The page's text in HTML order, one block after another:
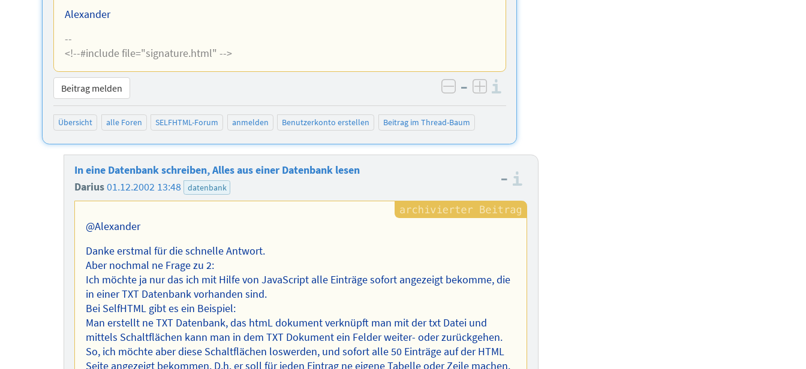
Alexander
--
<!--#include file="signature.html" -->
Beitrag melden negativ bewerten
– positiv bewerten
Übersicht alle Foren SELFHTML-Forum anmelden Benutzerkonto erstellen Beitrag im Thread-Baum
In eine Datenbank schreiben, Alles aus einer Datenbank lesen
Darius01.12.2002 13:48 datenbank –
@Alexander
Danke erstmal für die schnelle Antwort.
Aber nochmal ne Frage zu 2:
Ich möchte ja nur das ich mit Hilfe von JavaScript alle Einträge sofort angezeigt bekomme, die
in einer TXT Datenbank vorhanden sind.
Bei SelfHTML gibt es ein Beispiel:
Man erstellt ne TXT Datenbank, das htmL dokument verknüpft man mit der txt Datei und
mittels Schaltflächen kann man in dem TXT Dokument ein Felder weiter- oder zurückgehen.
So, ich möchte aber diese Schaltflächen loswerden, und sofort alle 50 Einträge auf der HTML
Seite angezeigt bekommen. D.h. er soll für jeden Eintrag ne eigene Tabelle oder Zeile machen.